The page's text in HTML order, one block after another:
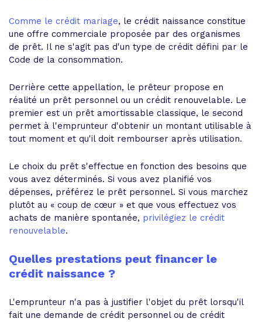
Comme le crédit mariage, le crédit naissance constitue
une offre commerciale proposée par des organismes
de prêt. Il ne s'agit pas d'un type de crédit défini par le
Code de la consommation.
Derrière cette appellation, le prêteur propose en
réalité un prêt personnel ou un crédit renouvelable. Le
premier est un prêt amortissable classique, le second
permet à l'emprunteur d'obtenir un montant utilisable à
tout moment et qu'il doit rembourser après utilisation.
Le choix du prêt s'effectue en fonction des besoins que
vous avez déterminés. Si vous avez planifié vos
dépenses, préférez le prêt personnel. Si vous marchez
plutôt au « coup de cœur » et que vous effectuez vos
achats de manière spontanée, privilégiez le crédit
renouvelable.
Quelles prestations peut financer le
crédit naissance ?
L'emprunteur n'a pas à justifier l'objet du prêt lorsqu'il
fait une demande de crédit personnel ou de crédit